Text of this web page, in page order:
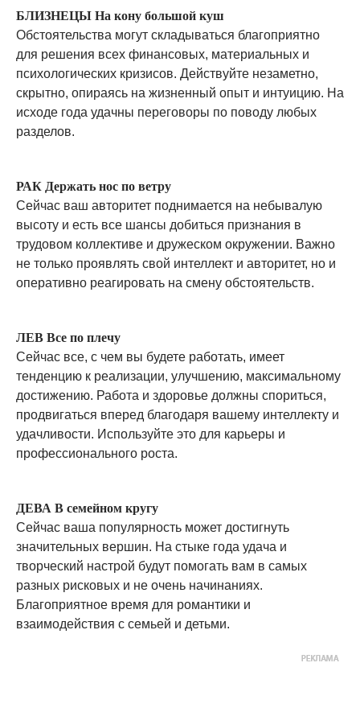
БЛИЗНЕЦЫ На кону большой куш
Обстоятельства могут складываться благоприятно
для решения всех финансовых, материальных и
психологических кризисов. Действуйте незаметно,
скрытно, опираясь на жизненный опыт и интуицию. На
исходе года удачны переговоры по поводу любых
разделов.
РАК Держать нос по ветру
Сейчас ваш авторитет поднимается на небывалую
высоту и есть все шансы добиться признания в
трудовом коллективе и дружеском окружении. Важно
не только проявлять свой интеллект и авторитет, но и
оперативно реагировать на смену обстоятельств.
ЛЕВ Все по плечу
Сейчас все, с чем вы будете работать, имеет
тенденцию к реализации, улучшению, максимальному
достижению. Работа и здоровье должны спориться,
продвигаться вперед благодаря вашему интеллекту и
удачливости. Используйте это для карьеры и
профессионального роста.
ДЕВА В семейном кругу
Сейчас ваша популярность может достигнуть
значительных вершин. На стыке года удача и
творческий настрой будут помогать вам в самых
разных рисковых и не очень начинаниях.
Благоприятное время для романтики и
взаимодействия с семьей и детьми.